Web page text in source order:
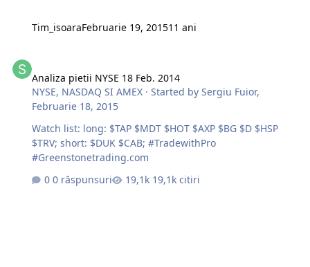
Tim_isoaraFebruarie 19, 201511 ani
Analiza pietii NYSE 18 Feb. 2014
NYSE, NASDAQ SI AMEX · Started bySergiu Fuior,
Februarie 18, 2015
Watch list: long: $TAP $MDT $HOT $AXP $BG $D $HSP
$TRV; short: $DUK $CAB; #TradewithPro
#Greenstonetrading.com
0 răspunsuri
19,1k citiri